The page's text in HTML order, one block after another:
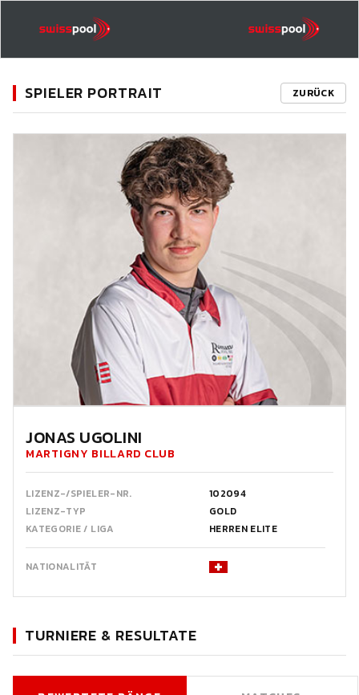
SPIELER PORTRAIT ZURÜCK
JONAS UGOLINI
MARTIGNY BILLARD CLUB
LIZENZ-/SPIELER-NR.
102094
LIZENZ-TYP
GOLD
KATEGORIE / LIGA
HERREN ELITE
NATIONALITÄT
TURNIERE & RESULTATE